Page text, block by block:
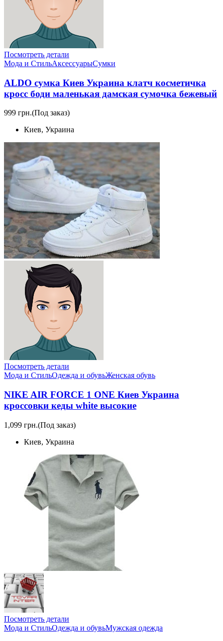
Посмотреть детали
Мода и СтильАксессуарыСумки
ALDO сумка Киев Украина клатч коcметичка
кросс боди маленькая дамская сумочка бежевый
999 грн.(Под заказ)
Киев, Украина
Посмотреть детали
Мода и СтильОдежда и обувьЖенская обувь
NIKE AIR FORCE 1 ONE Киев Украина
кроссовки кеды white высокие
1,099 грн.(Под заказ)
Киев, Украина
Посмотреть детали
Мода и СтильОдежда и обувьМужская одежда